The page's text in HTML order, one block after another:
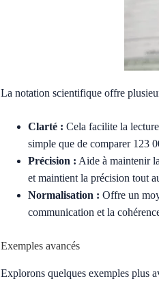
La notation scientifique offre
Clarté : Cela facilite la
simple que de comparer 123
Précision : Aide à maintenir
et maintient la précision tout
Normalisation : Offre un
communication et la
Exemples avancés
Explorons quelques exemples plus